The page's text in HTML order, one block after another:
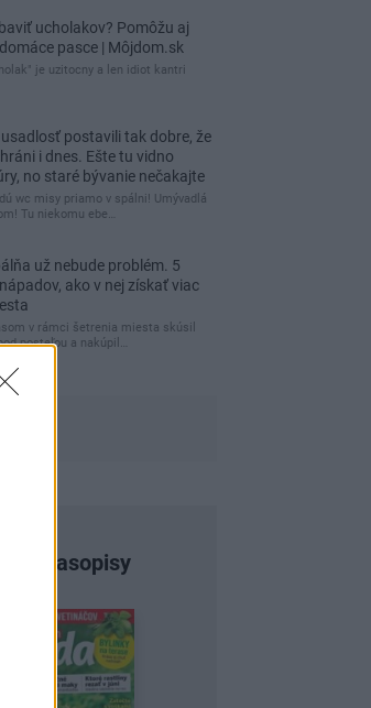
ucholakov? Pomôžu aj
pasce | Môjdom.sk
je uzitocny a len idiot kantri
usadlosť postavili tak dobre, že
i dnes. Ešte tu vidno
no staré bývanie nečakajte
wc misy priamo v spálni! Umývadlá
Tu niekomu ebe…
už nebude problém. 5
ako v nej získať viac
v rámci šetrenia miesta skúsil
posteľou a nakúpil…
časopisy